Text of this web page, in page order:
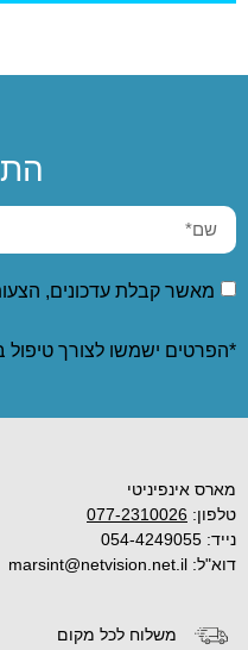
מאשר קבלת עדכונים,
*הפרטים ישמשו לצורך טיפול
מארס אינפיניטי
טלפון: 077-2310026
נייד: 054-4249055
דוא"ל: marsint@netvision.net.il
משלוח לכל מקום